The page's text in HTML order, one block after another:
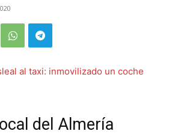
del Almería